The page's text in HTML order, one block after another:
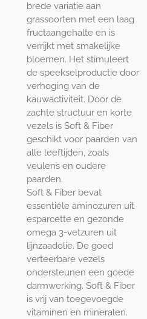
brede variatie aan
grassoorten met een laag
fructaangehalte en is
verrijkt met smakelijke
bloemen. Het stimuleert
de speekselproductie door
verhoging van de
kauwactiviteit. Door de
zachte structuur en korte
vezels is Soft & Fiber
geschikt voor paarden van
alle leeftijden, zoals
veulens en oudere
paarden.
Soft & Fiber bevat
essentiële aminozuren uit
esparcette en gezonde
omega 3-vetzuren uit
lijnzaadolie. De goed
verteerbare vezels
ondersteunen een goede
darmwerking. Soft & Fiber
is vrij van toegevoegde
vitaminen en mineralen.